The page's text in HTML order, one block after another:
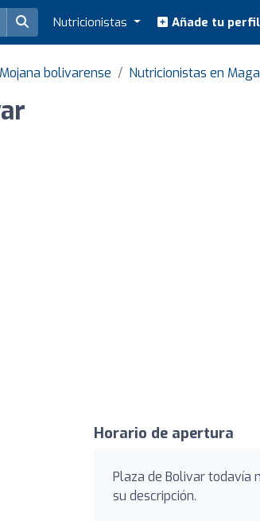
Nutricionistas Añade tu
bolivarense Nutricionistas en
Horario de apertura
Plaza de Bolivar todavía
su descripción.